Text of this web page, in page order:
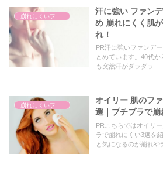
汗に強い ファン
め 崩れにくく肌
れ！
PR汗に強いファンデ
とめています。40代
も突然汗がダラダラ...
オイリー 肌のフ
選｜プチプラで崩
PRこちらではオイリ
ラで崩れにくい3選を
と気になるのが崩れや